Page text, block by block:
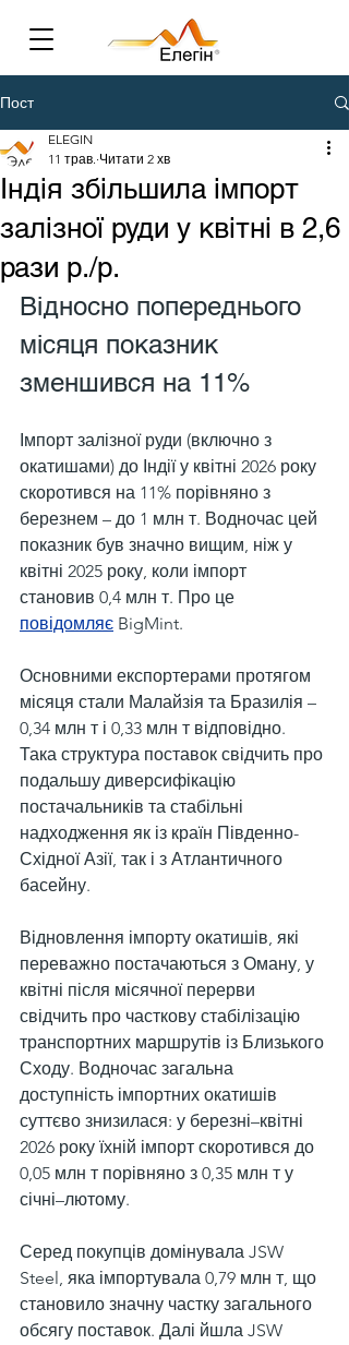
Пост
Індія збільшила імпорт
залізної руди у квітні в 2,6
рази р./р.
ELEGIN
11 трав. Читати 2 хв
Відносно попереднього
місяця показник
зменшився на 11%
Імпорт залізної руди (включно з
окатишами) до Індії у квітні 2026 року
скоротився на 11% порівняно з
березнем – до 1 млн т. Водночас цей
показник був значно вищим, ніж у
квітні 2025 року, коли імпорт
становив 0,4 млн т. Про це
повідомляє BigMint.
Основними експортерами протягом
місяця стали Малайзія та Бразилія –
0,34 млн т і 0,33 млн т відповідно.
Така структура поставок свідчить про
подальшу диверсифікацію
постачальників та стабільні
надходження як із країн Південно-
Східної Азії, так і з Атлантичного
басейну.
Відновлення імпорту окатишів, які
переважно постачаються з Оману, у
квітні після місячної перерви
свідчить про часткову стабілізацію
транспортних маршрутів із Близького
Сходу. Водночас загальна
доступність імпортних окатишів
суттєво знизилася: у березні–квітні
2026 року їхній імпорт скоротився до
0,05 млн т порівняно з 0,35 млн т у
січні–лютому.
Серед покупців домінувала JSW
Steel, яка імпортувала 0,79 млн т, що
становило значну частку загального
обсягу поставок. Далі йшла JSW